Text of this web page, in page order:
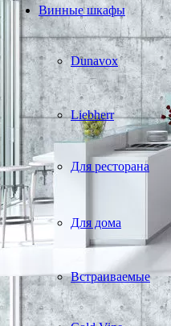
Винные шкафы
Dunavox
Liebherr
Для ресторана
Для дома
Встраиваемые